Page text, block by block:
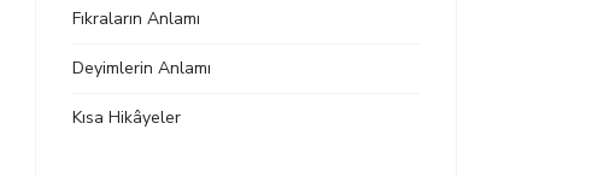
Fıkraların Anlamı
Deyimlerin Anlamı
Kısa Hikâyeler